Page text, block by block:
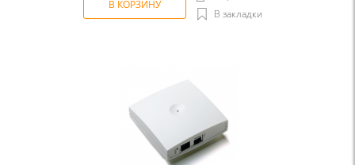
В КОРЗИНУ
В закладки